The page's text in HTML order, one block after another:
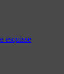
esquisse